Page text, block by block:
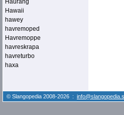
Haurang
Hawaii
hawey
havremoped
Havremoppe
havreskrapa
havreturbo
haxa
© Slangopedia 2008-2026 :